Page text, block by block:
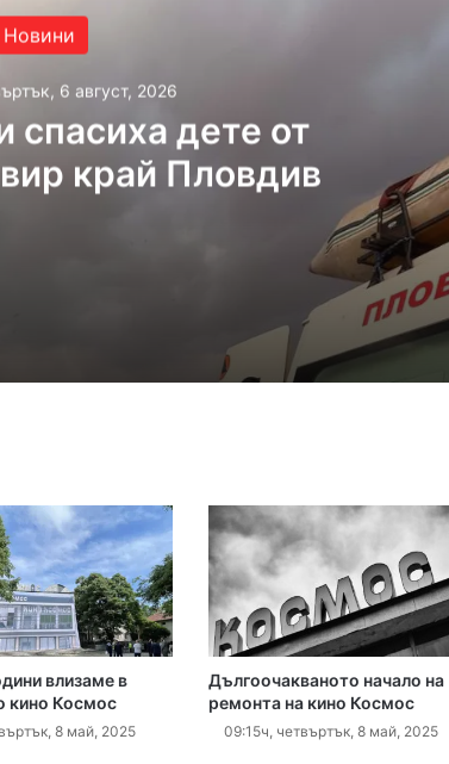
Новини
6 август, 2026
дете от
край Пловдив
Пожарникари спасиха дете от водите на язовир край Пловдив
Убийството на Младежкия хълм: безпрецедентна жестокост от „ловци на педофили“
Оставиха в ареста мъж, обвинен в отвличането на жена си и детето им
влизаме в
кино Космос
8 май, 2025
Дългоочакваното начало на
ремонта на кино Космос
09:15ч, четвъртък, 8 май, 2025